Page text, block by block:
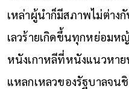
เหล่าผู้นำก็มีสภาพไม่ต่าง
เลวร้ายเกิดขึ้นทุกหย่อมห
หนังเกาหลีที่หนังแนวหาย
แหลกเหลวของรัฐบาลจน